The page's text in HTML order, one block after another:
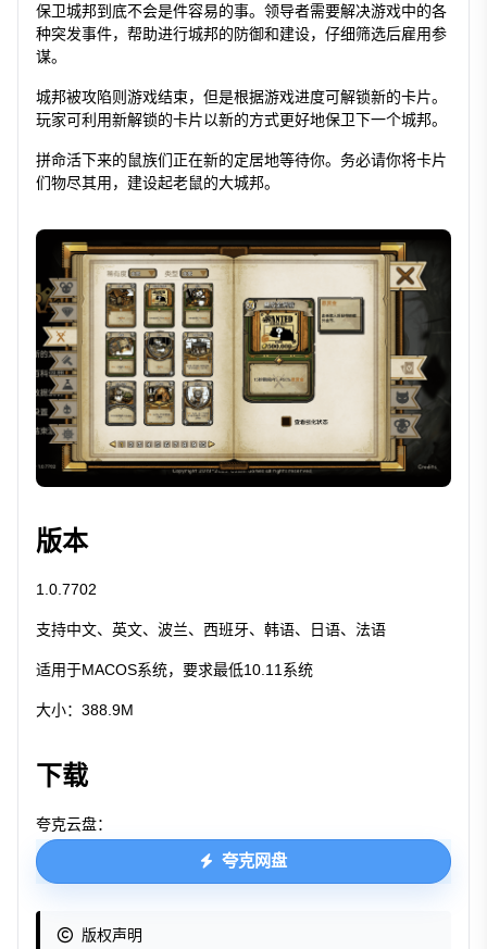
保卫城邦到底不会是件容易的事。领导者需要解决游戏中的各
种突发事件，帮助进行城邦的防御和建设，仔细筛选后雇用参
谋。
城邦被攻陷则游戏结束，但是根据游戏进度可解锁新的卡片。
玩家可利用新解锁的卡片以新的方式更好地保卫下一个城邦。
拼命活下来的鼠族们正在新的定居地等待你。务必请你将卡片
们物尽其用，建设起老鼠的大城邦。
版本
1.0.7702
支持中文、英文、波兰、西班牙、韩语、日语、法语
适用于MACOS系统，要求最低10.11系统
大小：388.9M
下载
夸克云盘：
夸克网盘
版权声明